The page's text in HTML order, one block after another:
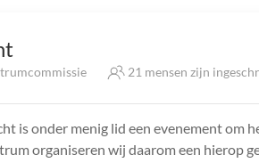
21 mensen zijn
is onder menig lid een evenement om
organiseren wij daarom een hierop